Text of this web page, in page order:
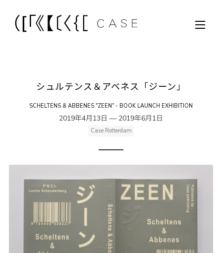
シュルテンス＆アベネス「ジーン」
SCHELTENS & ABBENES "ZEEN" - BOOK LAUNCH EXHIBITION
2019年4月13日 — 2019年6月1日
Case Rotterdam